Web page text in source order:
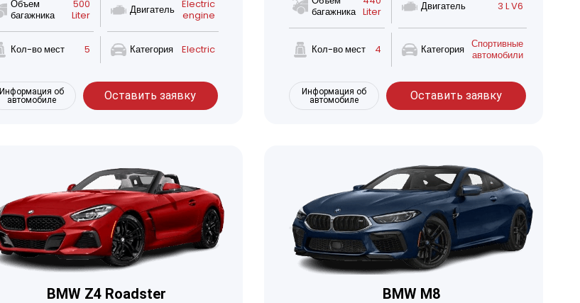
Объем
багажника
500
Liter
Двигатель Electric
engine
Кол-во мест 5 Категория Electric
Информация об
автомобиле
Оставить заявку
багажника Liter
Двигатель 3 L V6
Кол-во мест 4 Категория Спортивные
автомобили
Информация об
автомобиле
Оставить заявку
BMW Z4 Roadster BMW M8